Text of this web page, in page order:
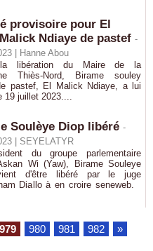
provisoire pour El
Ndiaye de pastef -
|
Hanne Abou
libération du Maire de la
Thiès-Nord, Birame souley
pastef, El Malick Ndiaye, a lui
19 juillet 2023....
Soulèye Diop libéré -
| SEYELATYR
du groupe parlementaire
Wi (Yaw), Birame Souleye
d'être libéré par le juge
Diallo à en croire seneweb.
979 980 981 982
»